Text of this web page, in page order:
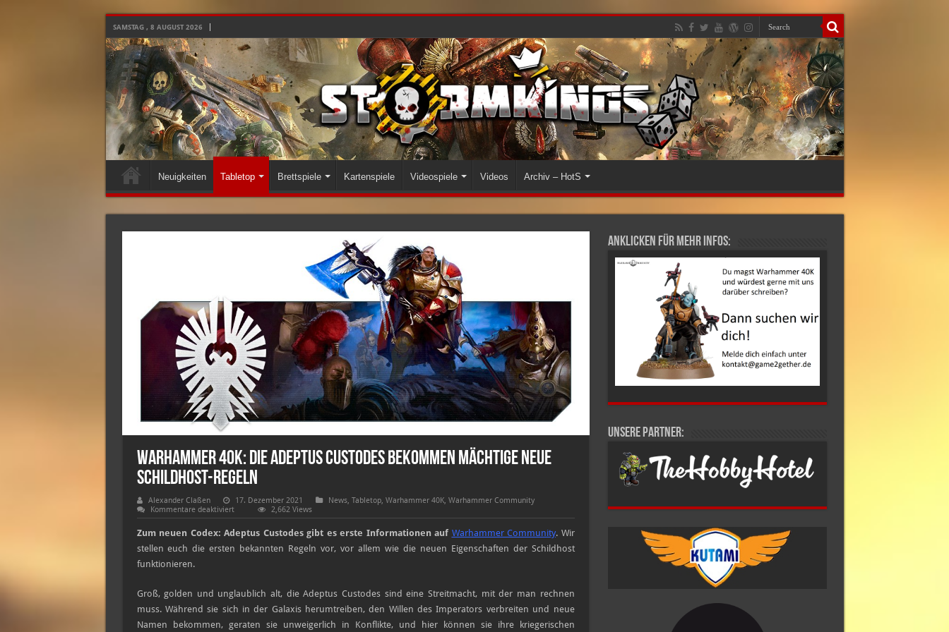
SAMSTAG , 8 AUGUST 2026
Neuigkeiten Tabletop Brettspiele Kartenspiele Videospiele Videos Archiv – HotS
Warhammer 40K: Die Adeptus Custodes bekommen mächtige neue
Schildhost-Regeln
Alexander Claßen 17. Dezember 2021 News, Tabletop, Warhammer 40K, Warhammer Community
Kommentare deaktiviertfür
Warhammer
40K:
Die
Adeptus
Schildhost-
Regeln
2,662 Views
Zum neuen Codex: Adeptus Custodes gibt es erste Informationen auf Warhammer Community. Wir
stellen euch die ersten bekannten Regeln vor, vor allem wie die neuen Eigenschaften der Schildhost
funktionieren.
Groß, golden und unglaublich alt, die Adeptus Custodes sind eine Streitmacht, mit der man rechnen
muss. Während sie sich in der Galaxis herumtreiben, den Willen des Imperators verbreiten und neue
Namen bekommen, geraten sie unweigerlich in Konflikte, und hier können sie ihre kriegerischen
Anklicken für mehr Infos:
Unsere Partner: